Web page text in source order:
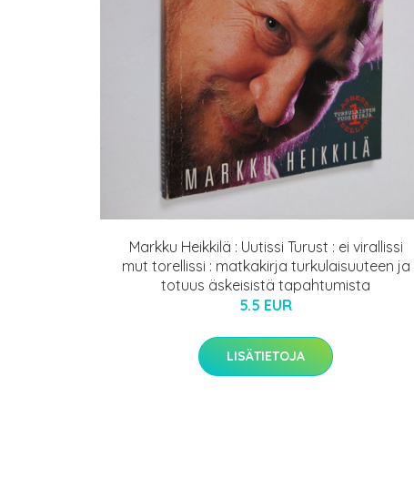
Markku Heikkilä : Uutissi Turust : ei virallissi
mut torellissi : matkakirja turkulaisuuteen ja
totuus äskeisistä tapahtumista
5.5 EUR
LISÄTIETOJA